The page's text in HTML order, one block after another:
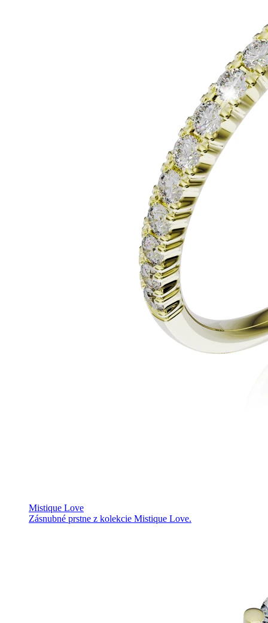
Mistique Love
Zásnubné prstne z kolekcie Mistique Love.